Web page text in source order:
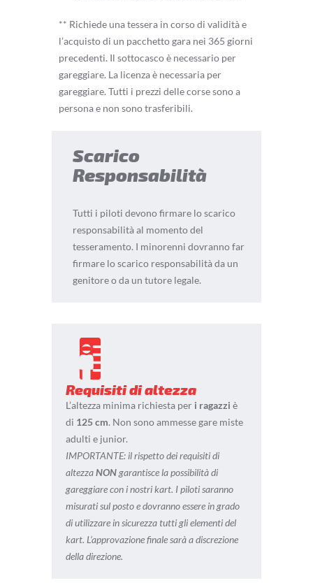
** Richiede una tessera in corso di validità e
l’acquisto di un pacchetto gara nei 365 giorni
precedenti. Il sottocasco è necessario per
gareggiare. La licenza è necessaria per
gareggiare. Tutti i prezzi delle corse sono a
persona e non sono trasferibili.
Scarico
Responsabilità
Tutti i piloti devono firmare lo scarico
responsabilità al momento del
tesseramento. I minorenni dovranno far
firmare lo scarico responsabilità da un
genitore o da un tutore legale.
Requisiti di altezza
L’altezza minima richiesta per i ragazzi è
di 125 cm. Non sono ammesse gare miste
adulti e junior.
IMPORTANTE: il rispetto dei requisiti di
altezzaNONgarantisce la possibilità di
gareggiare con i nostri kart. I piloti saranno
misurati sul posto e dovranno essere in grado
di utilizzare in sicurezza tutti gli elementi del
kart. L’approvazione finale sarà a discrezione
della direzione.